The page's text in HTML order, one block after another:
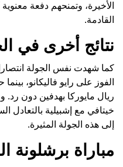
الأخيرة، وتمنحهم دفعة
القادمة.
نتائج أخرى في
كما شهدت نفس الجولة
الفوز على رايو فاليكانو،
ريال مايوركا بهدفين دون رد.
خيتافي مع إشبيلية بالتعادل
إلى هذه الجولة المثيرة.
مباراة برشلونة